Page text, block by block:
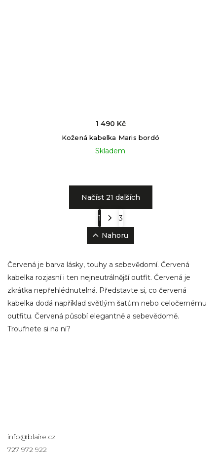
Kožená kabelka Maris bordó
Skladem
1 490 Kč
Načíst 21 dalších
1
3
Nahoru
Červená je barva lásky, touhy a sebevědomí. Červená
kabelka rozjasní i ten nejneutrálnější outfit. Červená je
zkrátka nepřehlédnutelná. Představte si, co červená
kabelka dodá například světlým šatům nebo celočernému
outfitu. Červená působí elegantně a sebevědomě.
Troufnete si na ni?
info@blaire.cz
727 972 922